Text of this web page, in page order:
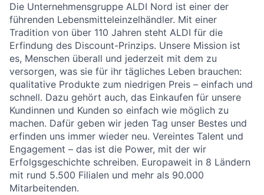
Die Unternehmensgruppe ALDI Nord ist einer der
führenden Lebensmitteleinzelhändler. Mit einer
Tradition von über 110 Jahren steht ALDI für die
Erfindung des Discount-Prinzips. Unsere Mission ist
es, Menschen überall und jederzeit mit dem zu
versorgen, was sie für ihr tägliches Leben brauchen:
qualitative Produkte zum niedrigen Preis – einfach und
schnell. Dazu gehört auch, das Einkaufen für unsere
Kundinnen und Kunden so einfach wie möglich zu
machen. Dafür geben wir jeden Tag unser Bestes und
erfinden uns immer wieder neu. Vereintes Talent und
Engagement – das ist die Power, mit der wir
Erfolgsgeschichte schreiben. Europaweit in 8 Ländern
mit rund 5.500 Filialen und mehr als 90.000
Mitarbeitenden.